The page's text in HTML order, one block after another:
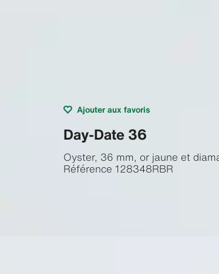
Ajouter aux favoris
Day-Date 36
Oyster, 36 mm, or jaune et
Référence 128348RBR